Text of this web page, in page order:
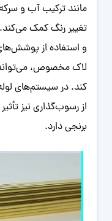
مانند ترکیب آب و
تغییر رنگ کمک
و استفاده از پوشش‌های
لاک مخصوص،
کند. در سیستم‌های
از رسوب‌گذاری نیز
برنجی دارد.